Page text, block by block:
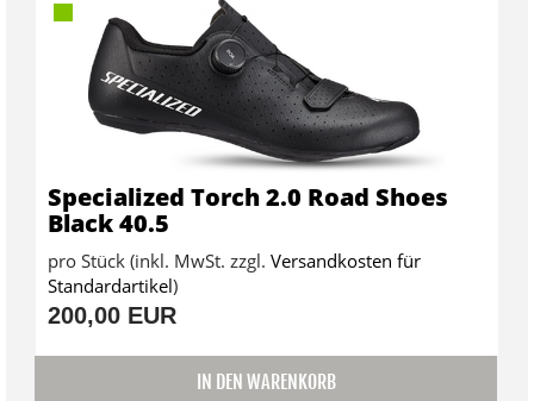
Specialized Torch 2.0 Road Shoes
Black 40.5
pro Stück (inkl. MwSt. zzgl. Versandkosten für
Standardartikel)
200,00 EUR
IN DEN WARENKORB